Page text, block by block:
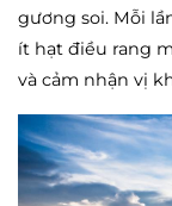
gương soi. Mỗi
ít hạt điều rang
và cảm nhận vị